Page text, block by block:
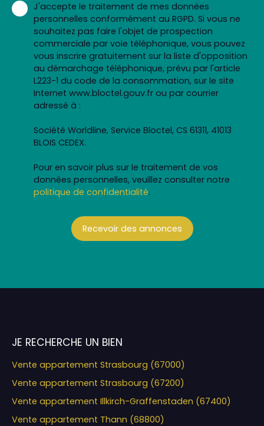
J'accepte le traitement de mes données
personnelles conformément au RGPD. Si vous ne
souhaitez pas faire l'objet de prospection
commerciale par voie téléphonique, vous pouvez
vous inscrire gratuitement sur la liste d'opposition
au démarchage téléphonique, prévu par l'article
L223-1 du code de la consommation, sur le site
Internet www.bloctel.gouv.fr ou par courrier
adressé à :
Société Worldline, Service Bloctel, CS 61311, 41013
BLOIS CEDEX.
Pour en savoir plus sur le traitement de vos
données personnelles, veuillez consulter notre
politique de confidentialité.
Recevoir des annonces
JE RECHERCHE UN BIEN
Vente appartement Strasbourg (67000)
Vente appartement Strasbourg (67200)
Vente appartement Illkirch-Graffenstaden (67400)
Vente appartement Thann (68800)